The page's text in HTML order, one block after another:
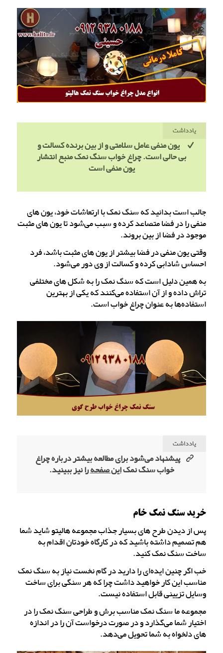
یادداشت
یون منفی عامل سلامتی و از بین برنده کسالت و
بی حالی است. چراغ خواب سنگ نمک منبع انتشار
یون منفی است
جالب است بدانید که سنگ نمک با ارتعاشات خود، یون های
منفی را در فضا متصاعد کرده و سبب می‌شود تا یون های مثبت
موجود در فضا از بین بروند.
وقتی یون منفی در فضا بیشتر از یون های مثبت باشد، فرد
احساس شادابی کرده و کسالت از وی دور می‌شود.
به همین دلیل است که سنگ نمک را به شکل های مختلفی
تراش داده و از آن استفاده می‌کنند که یکی از بهترین
استفاده‌ها به عنوان چراغ خواب است.
یادداشت
پیشنهاد می‌شود برای مطالعه بیشتر درباره چراغ
خواب سنگ نمکاین صفحهرا نیز ببینید.
خرید سنگ نمک خام
پس از دیدن طرح های بسیار جذاب مجموعه هالیتو شاید شما
هم تصمیم داشته باشید که در کارگاه خودتان اقدام به
ساخت سنگ نمک کنید.
خب اگر چنین ایده‌ای را دارید در گام نخست نیاز به سنگ نمک
مناسب این کار خواهید داشت چرا که هر سنگی برای ساخت
وسایل تزیینی قابل استفاده نیست.
مجموعه ما سنگ نمک مناسب برش و طراحی سنگ نمک را در
اختیار شما می‌گذارد و در صورت درخواست آن را در اندازه
های دلخواه به شما تحویل می‌دهد.